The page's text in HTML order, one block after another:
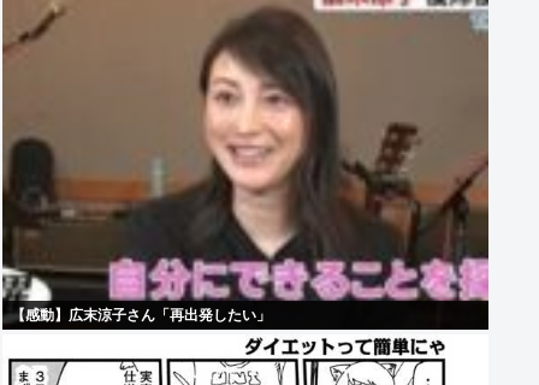
【感動】広末涼子さん「再出発したい」